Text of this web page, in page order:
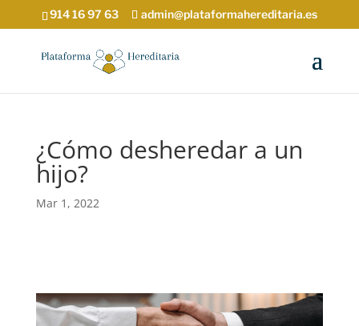
914 16 97 63 admin@plataformahereditaria.es
¿Cómo desheredar a un
hijo?
Mar 1, 2022